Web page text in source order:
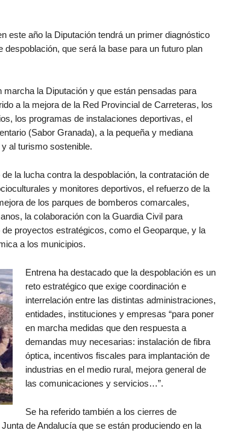
este año la Diputación tendrá un primer diagnóstico
que será la base para un futuro plan
la Diputación y que están pensadas para
a la mejora de la Red Provincial de Carreteras, los
los programas de instalaciones deportivas, el
(Sabor Granada), a la pequeña y mediana
al turismo sostenible.
la lucha contra la despoblación, la contratación de
y monitores deportivos, el refuerzo de la
de los parques de bomberos comarcales,
la colaboración con la Guardia Civil para
proyectos estratégicos, como el Geoparque, y la
a los municipios.
Entrena ha destacado que la despoblación es un
reto estratégico que exige coordinación e
interrelación entre las distintas administraciones,
entidades, instituciones y empresas “para poner
en marcha medidas que den respuesta a
demandas muy necesarias: instalación de fibra
óptica, incentivos fiscales para implantación de
industrias en el medio rural, mejora general de
las comunicaciones y servicios…”.
Se ha referido también a los cierres de
de Andalucía que se están produciendo en la